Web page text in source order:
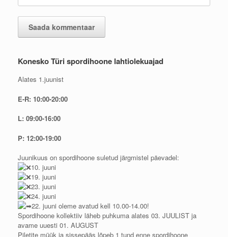
Konesko Türi spordihoone lahtiolekuajad
Alates 1.juunist
E-R: 10:00-20:00
L: 09:00-16:00
P: 12:00-19:00
Juunikuus on spordihoone suletud järgmistel päevadel:
10. juuni
19. juuni
23. juuni
24. juuni
22. juuni oleme avatud kell 10.00-14.00!
Spordihoone kollektiiv läheb puhkuma alates 03. JUULIST ja
avame uuesti 01. AUGUST
Piletite müük ja sissepääs lõpeb 1 tund enne spordihoone